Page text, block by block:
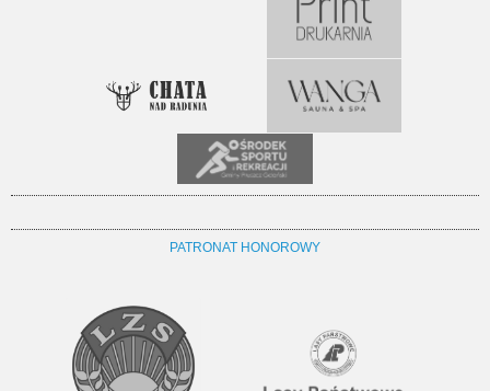
PATRONAT HONOROWY